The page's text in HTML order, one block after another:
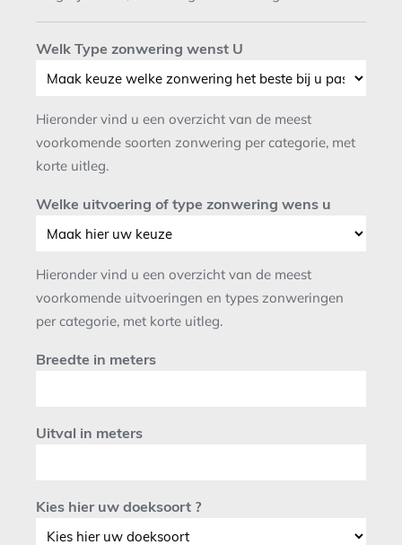
Welk Type zonwering wenst U
Hieronder vind u een overzicht van de meest
voorkomende soorten zonwering per categorie, met
korte uitleg.
Welke uitvoering of type zonwering wens u
Hieronder vind u een overzicht van de meest
voorkomende uitvoeringen en types zonweringen
per categorie, met korte uitleg.
Breedte in meters
Uitval in meters
Kies hier uw doeksoort ?